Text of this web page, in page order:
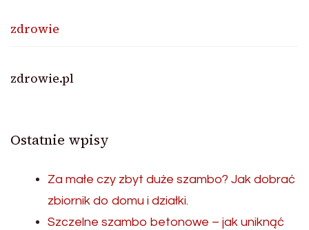
zdrowie
zdrowie.pl
Ostatnie wpisy
Za małe czy zbyt duże szambo? Jak dobrać
zbiornik do domu i działki.
Szczelne szambo betonowe – jak uniknąć